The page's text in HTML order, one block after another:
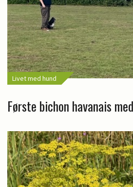
Livet med hund
Første bichon havanais